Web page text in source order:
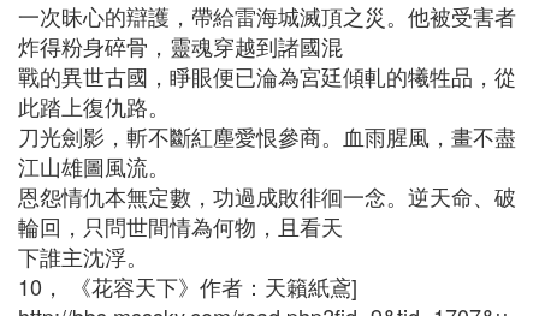
一次昧心的辯護，帶給雷海城滅頂之災。他被受害者
炸得粉身碎骨，靈魂穿越到諸國混
戰的異世古國，睜眼便已淪為宮廷傾軋的犧牲品，從
此踏上復仇路。
刀光劍影，斬不斷紅塵愛恨參商。血雨腥風，畫不盡
江山雄圖風流。
恩怨情仇本無定數，功過成敗徘徊一念。逆天命、破
輪回，只問世間情為何物，且看天
下誰主沈浮。
10， 《花容天下》作者：天籟紙鳶]